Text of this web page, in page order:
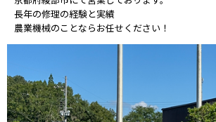
長年の修理の経験と実績
農業機械のことならお任せください！